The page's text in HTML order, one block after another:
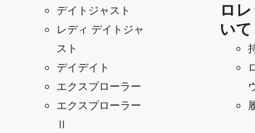
デイトジャスト
レディ デイトジャ
スト
デイデイト
エクスプローラー
エクスプローラー
Ⅱ
ロ
いて